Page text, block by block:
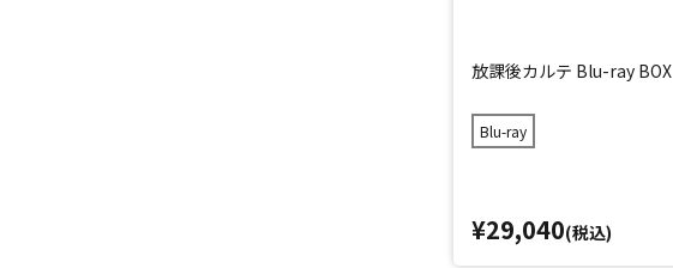
放課後カルテ Blu-ray BOX
Blu-ray
¥29,040(税込)